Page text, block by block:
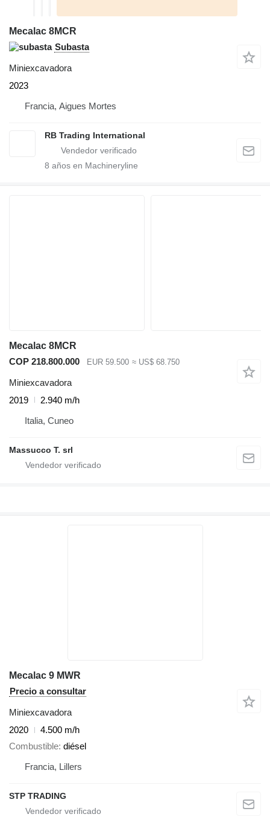
Mecalac 8MCR
Subasta
Miniexcavadora
2023
Francia, Aigues Mortes
RB Trading International
8 años en Machineryline
Mecalac 8MCR
COP 218.800.000
EUR 59.500 ≈ US$ 68.750
Miniexcavadora
2019
2.940 m/h
Italia, Cuneo
Massucco T. srl
Mecalac 9 MWR
Precio a consultar
Miniexcavadora
2020
4.500 m/h
Combustible diésel
Francia, Lillers
STP TRADING